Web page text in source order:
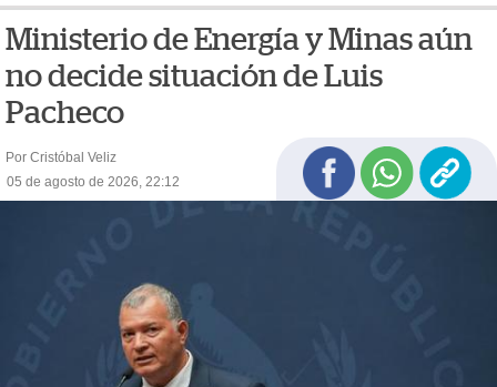
Ministerio de Energía y Minas aún
no decide situación de Luis
Pacheco
Por Cristóbal Veliz
05 de agosto de 2026, 22:12